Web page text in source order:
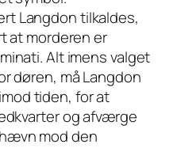
Langdon tilkaldes,
at morderen er
Alt imens valget
døren, må Langdon
tiden, for at
og afværge
mod den